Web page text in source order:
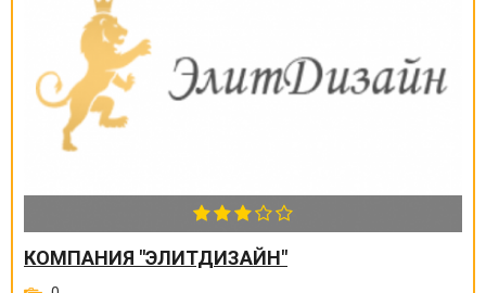
КОМПАНИЯ "ЭЛИТДИЗАЙН"